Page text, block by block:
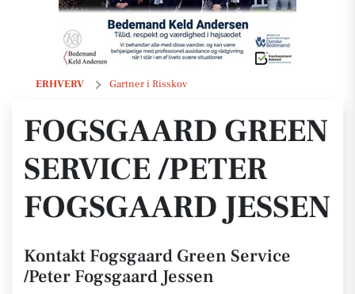
ERHVERV Gartner i Risskov
Fogsgaard Green Service /Peter Fogsgaard Jessen
FOGSGAARD GREEN
SERVICE /PETER
FOGSGAARD JESSEN
Kontakt Fogsgaard Green Service
/Peter Fogsgaard Jessen